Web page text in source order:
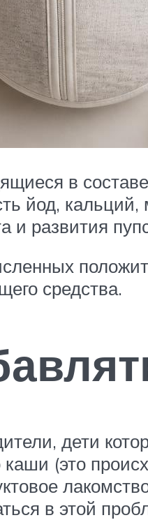
в
йод,
и развития
средства.
дети
(это
в этой